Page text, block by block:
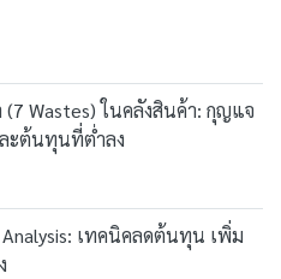
Wastes) ในคลังสินค้า: กุญแจ
ะต้นทุนที่ต่ำลง
Analysis: เทคนิคลดต้นทุน เพิ่ม